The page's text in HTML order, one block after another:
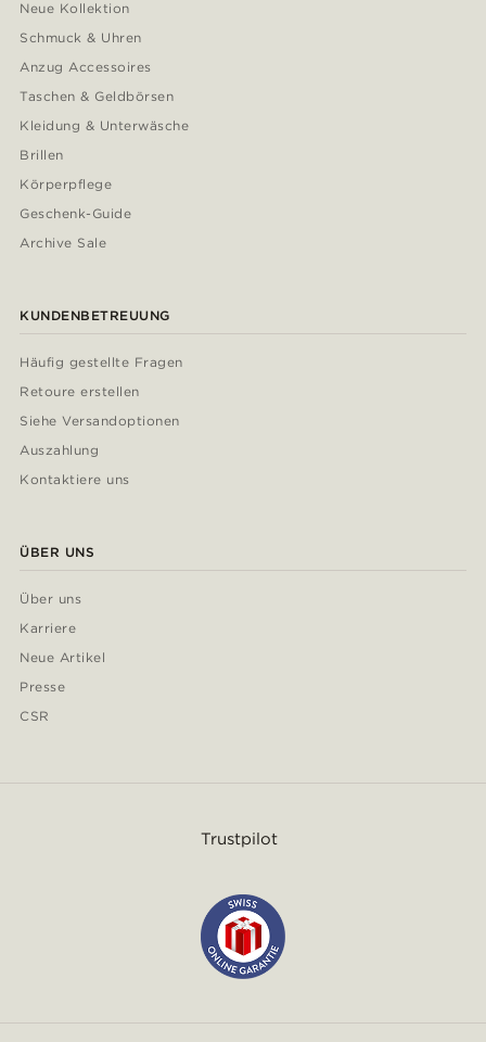
Neue Kollektion
Schmuck & Uhren
Anzug Accessoires
Taschen & Geldbörsen
Kleidung & Unterwäsche
Brillen
Körperpflege
Geschenk-Guide
Archive Sale
KUNDENBETREUUNG
Häufig gestellte Fragen
Retoure erstellen
Siehe Versandoptionen
Auszahlung
Kontaktiere uns
ÜBER UNS
Über uns
Karriere
Neue Artikel
Presse
CSR
Trustpilot